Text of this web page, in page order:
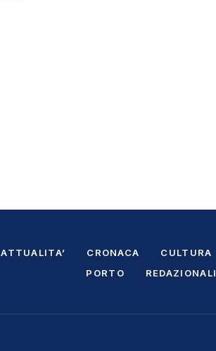
ATTUALITA’ CRONACA CULTURA
PORTO
REDAZIONALI